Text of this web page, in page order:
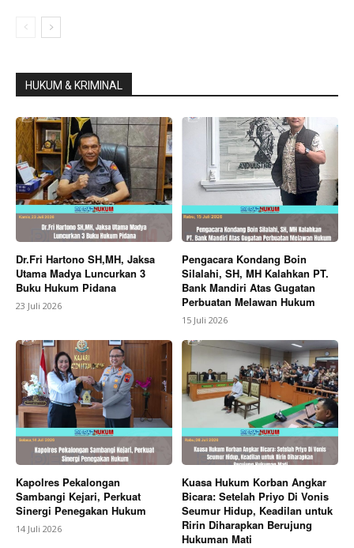
HUKUM & KRIMINAL
Dr.Fri Hartono SH,MH, Jaksa
Utama Madya Luncurkan 3
Buku Hukum Pidana
23 Juli 2026
Pengacara Kondang Boin
Silalahi, SH, MH Kalahkan PT.
Bank Mandiri Atas Gugatan
Perbuatan Melawan Hukum
15 Juli 2026
Kapolres Pekalongan
Sambangi Kejari, Perkuat
Sinergi Penegakan Hukum
14 Juli 2026
Kuasa Hukum Korban Angkar
Bicara: Setelah Priyo Di Vonis
Seumur Hidup, Keadilan untuk
Ririn Diharapkan Berujung
Hukuman Mati